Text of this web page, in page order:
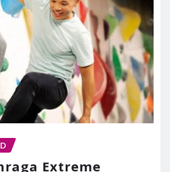
Extreme